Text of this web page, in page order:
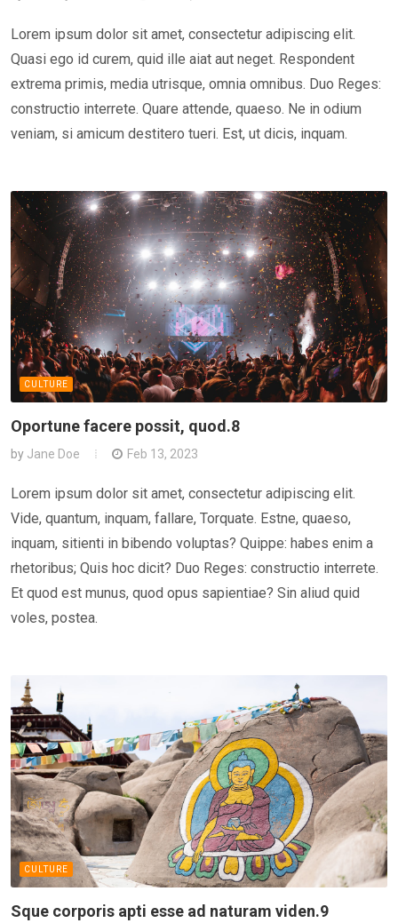
Lorem ipsum dolor sit amet, consectetur adipiscing elit.
Quasi ego id curem, quid ille aiat aut neget. Respondent
extrema primis, media utrisque, omnia omnibus. Duo Reges:
constructio interrete. Quare attende, quaeso. Ne in odium
veniam, si amicum destitero tueri. Est, ut dicis, inquam.
CULTURE
Oportune facere possit, quod.8
by Jane Doe Feb 13, 2023
Lorem ipsum dolor sit amet, consectetur adipiscing elit.
Vide, quantum, inquam, fallare, Torquate. Estne, quaeso,
inquam, sitienti in bibendo voluptas? Quippe: habes enim a
rhetoribus; Quis hoc dicit? Duo Reges: constructio interrete.
Et quod est munus, quod opus sapientiae? Sin aliud quid
voles, postea.
CULTURE
Sque corporis apti esse ad naturam viden.9